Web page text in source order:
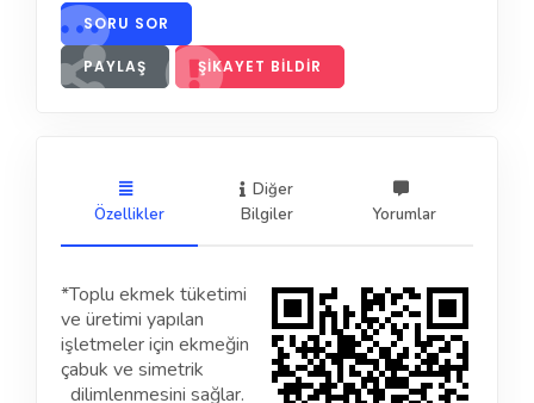
SORU SOR
PAYLAŞ ŞIKAYET BILDIR
Özellikler
Diğer
Bilgiler
Yorumlar
*Toplu ekmek tüketimi
ve üretimi yapılan
işletmeler için ekmeğin
çabuk ve simetrik
dilimlenmesini sağlar.